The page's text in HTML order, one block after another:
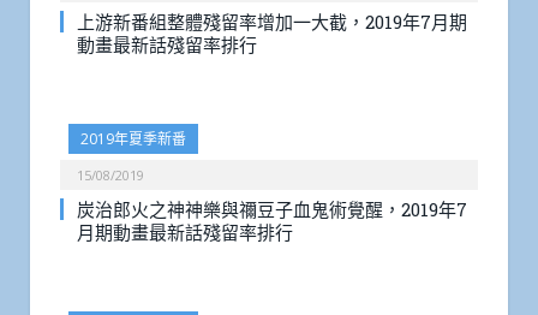
上游新番組整體殘留率增加一大截，2019年7月期
動畫最新話殘留率排行
2019年夏季新番
15/08/2019
炭治郎火之神神樂與禰豆子血鬼術覺醒，2019年7
月期動畫最新話殘留率排行